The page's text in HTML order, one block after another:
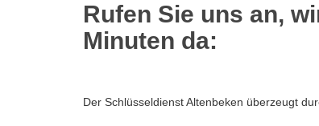
Rufen Sie uns an,
Minuten da:
Der Schlüsseldienst Altenbeken überzeugt